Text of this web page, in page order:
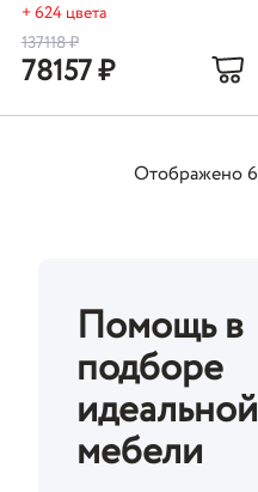
+ 624 цвета
137118₽
78157₽
Отображено6
Помощь в
подборе
идеальной
мебели